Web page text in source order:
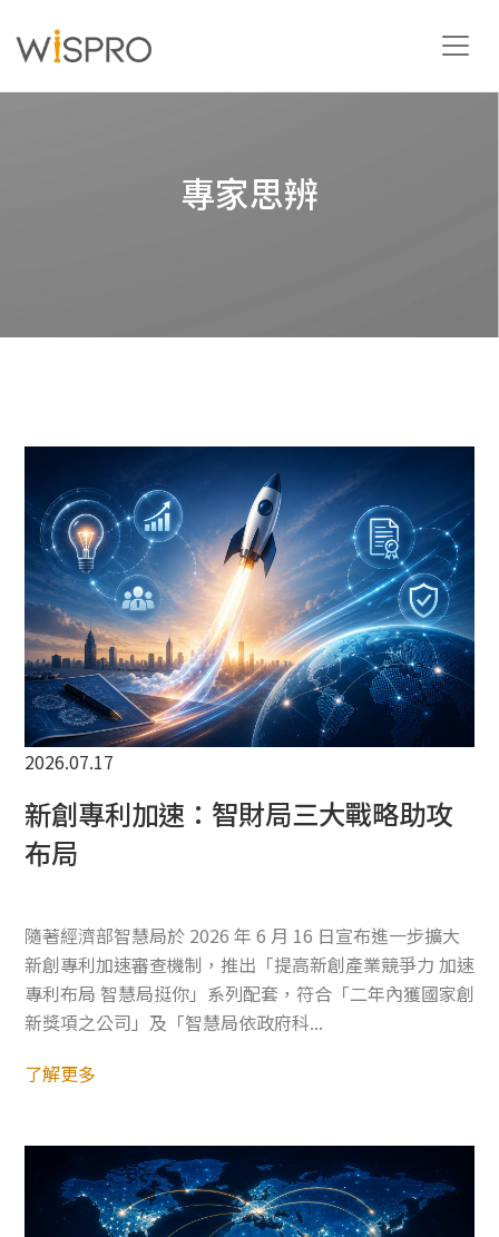
TW
聯絡我們
專家思辨
2026.07.17
新創專利加速：智財局三大戰略助攻
布局
隨著經濟部智慧局於 2026 年 6 月 16 日宣布進一步擴大
新創專利加速審查機制，推出「提高新創產業競爭力 加速
專利布局 智慧局挺你」系列配套，符合「二年內獲國家創
新獎項之公司」及「智慧局依政府科...
了解更多